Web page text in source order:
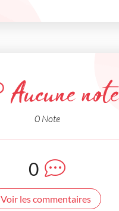
Aucune note
0 Note
0
Voir les commentaires